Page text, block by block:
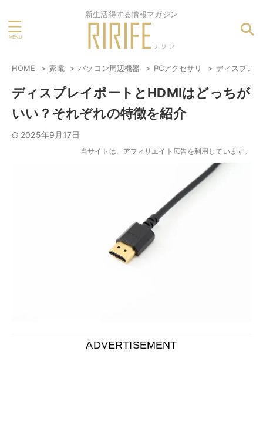
新生活得する情報マガジン
HOME 家電 パソコン周辺機器 PCアクセサリ ディスプレ
ディスプレイポートとHDMIはどっちが
いい？それぞれの特徴を紹介
2025年9月17日
当サイトは、アフィリエイト広告を利用しています。
ADVERTISEMENT